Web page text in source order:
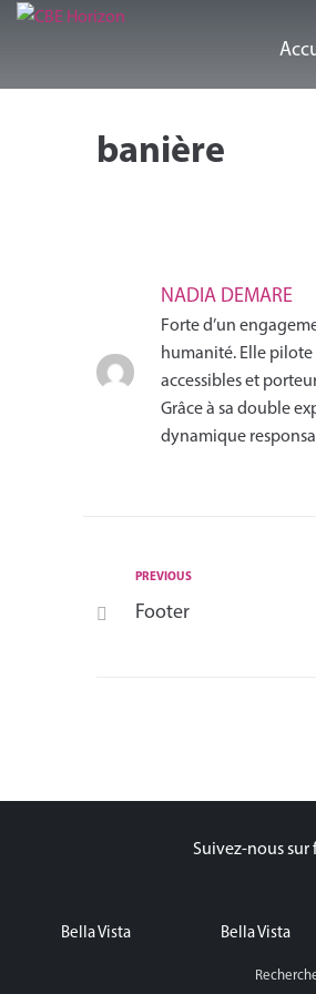
banière
NADIA DEMARE
Forte d’un
humanité. Elle pilote
accessibles et
Grâce à sa double
dynamique
PREVIOUS
Footer
Suivez-nous
Bella Vista Bella Vista